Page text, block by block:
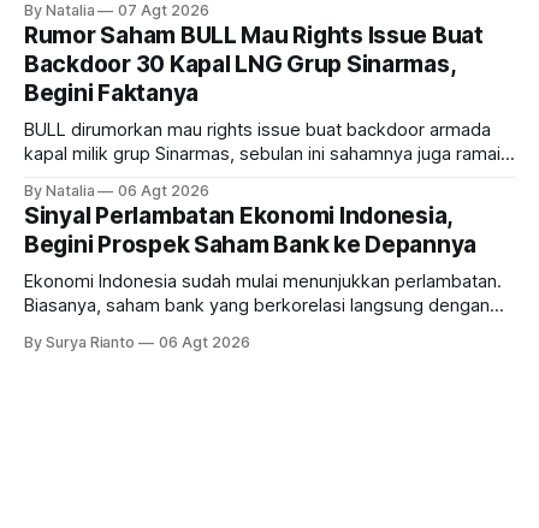
estate, ada siapa saja mereka?
By Natalia 07 Agt 2026
Rumor Saham BULL Mau Rights Issue Buat
Backdoor 30 Kapal LNG Grup Sinarmas,
Begini Faktanya
BULL dirumorkan mau rights issue buat backdoor armada
kapal milik grup Sinarmas, sebulan ini sahamnya juga ramai
masih menarik dilirik?
By Natalia 06 Agt 2026
Sinyal Perlambatan Ekonomi Indonesia,
Begini Prospek Saham Bank ke Depannya
Ekonomi Indonesia sudah mulai menunjukkan perlambatan.
Biasanya, saham bank yang berkorelasi langsung dengan
bank ke depannya?
By Surya Rianto 06 Agt 2026